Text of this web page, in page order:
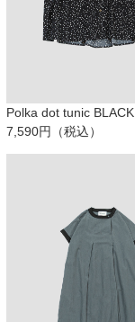
Polka dot tunic BLACK
7,590円（税込）